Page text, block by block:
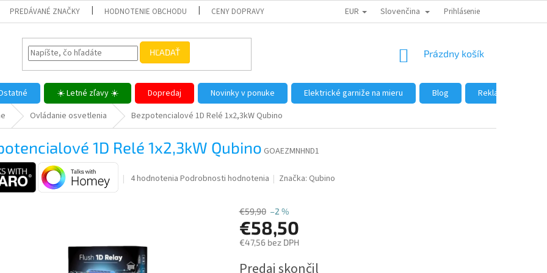
PREDÁVANÉ ZNAČKY HODNOTENIE OBCHODU CENY DOPRAVY DÔVODY NÁKUPU U NÁS AKO NAKUPOVAŤ VEĽKOOBCHOD
EUR Slovenčina Prihlásenie
HĽADAŤ
NÁKUPNÝ
Prázdny košík
☀️ Letné zľavy ☀️ Dopredaj Novinky v ponuke Elektrické garniže na mieru Blog
Reklamácie a
Ovládanie osvetlenia Bezpotencialové 1D Relé 1x2,3kW Qubino
1D Relé 1x2,3kW Qubino GOAEZMNHND1
Priemerné
5
hviezdičiek.
4 hodnotenia Podrobnosti hodnotenia Značka: Qubino
€59,90 –2 %
€58,50
€47,56 bez DPH
Predaj skončil